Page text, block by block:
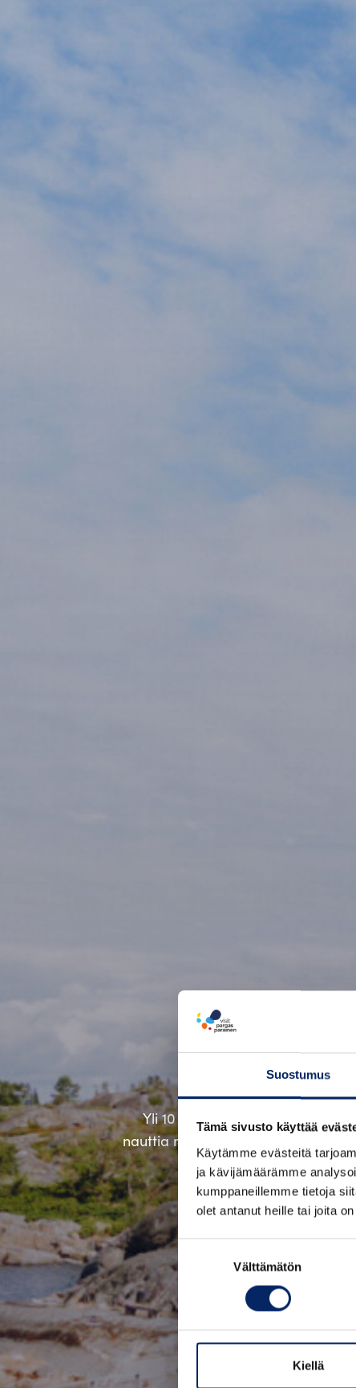
Suostumus
Tämä sivusto käyttää
Käytämme evästeitä
ja kävijämäärämme
kumppaneillemme tietoja
olet antanut heille tai joita
Suostumuksen
valinta
Välttämätön
Kiellä
Yli 10 000 saarta ja kuusi
nauttia rauhallisista